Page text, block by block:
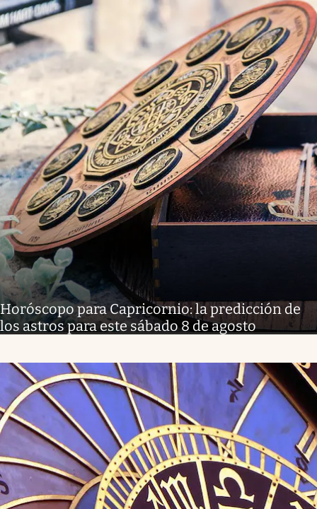
Horóscopo para Capricornio: la predicción de
los astros para este sábado 8 de agosto